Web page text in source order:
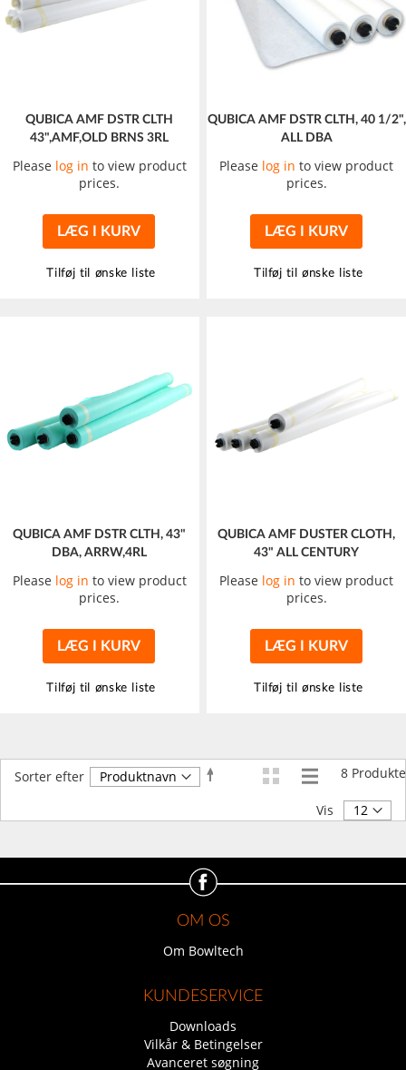
QUBICA AMF DSTR CLTH
43",AMF,OLD BRNS 3RL
Please log in to view product
prices.
LÆG I KURV
Tilføj til ønske liste
QUBICA AMF DSTR CLTH, 40 1/2",
ALL DBA
Please log in to view product
prices.
LÆG I KURV
Tilføj til ønske liste
QUBICA AMF DSTR CLTH, 43"
DBA, ARRW,4RL
Please log in to view product
prices.
LÆG I KURV
Tilføj til ønske liste
QUBICA AMF DUSTER CLOTH,
43" ALL CENTURY
Please log in to view product
prices.
LÆG I KURV
Tilføj til ønske liste
8 Produkte
Sorter efter
Faldende
Vis
OM OS
Om Bowltech
KUNDESERVICE
Downloads
Vilkår & Betingelser
Avanceret søgning